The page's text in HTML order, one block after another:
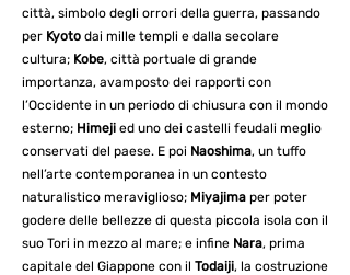
città, simbolo degli orrori della guerra, passando
per Kyoto dai mille templi e dalla secolare
cultura; Kobe, città portuale di grande
importanza, avamposto dei rapporti con
l’Occidente in un periodo di chiusura con il mondo
esterno; Himeji ed uno dei castelli feudali meglio
conservati del paese. E poi Naoshima, un tuffo
nell’arte contemporanea in un contesto
naturalistico meraviglioso; Miyajima per poter
godere delle bellezze di questa piccola isola con il
suo Tori in mezzo al mare; e infine Nara, prima
capitale del Giappone con il Todaiji, la costruzione